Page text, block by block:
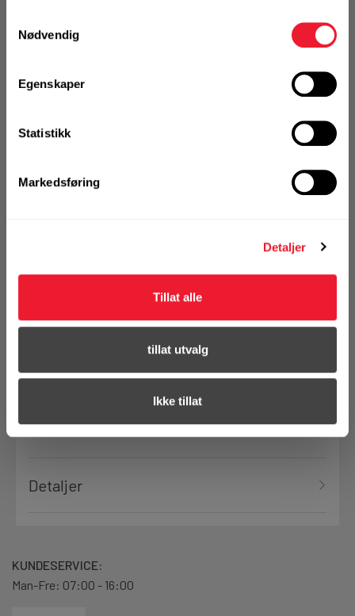
Nødvendig
Egenskaper
Statistikk
Markedsføring
Detaljer
Tillat alle
tillat utvalg
Ikke tillat
Fra rådgivning til sporing av ordre
Kampanjer
1 Stk
registrer deg for å
KJØP
Klikk & Hent i Motek Oslo - Brobekk + 9 andre
Bestill demo
Produktanmeldelser
Detaljer
KUNDESERVICE:
Man-Fre: 07:00 - 16:00